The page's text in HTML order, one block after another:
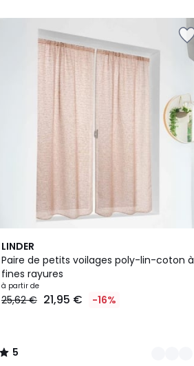
LINDER
Paire de petits voilages poly-lin-coton à
fines rayures
à partir de
25,62 € 21,95 € -16%
5
/
5
4
Couleurs
5
/